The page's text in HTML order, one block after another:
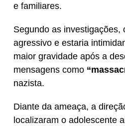
e familiares.
Segundo as
agressivo e estaria
maior gravidade após a
mensagens como
nazista.
Diante da ameaça, a
localizaram o adolescente